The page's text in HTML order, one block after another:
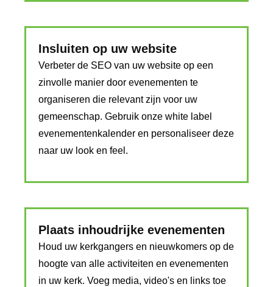
Insluiten op uw website
Verbeter de SEO van uw website op een
zinvolle manier door evenementen te
organiseren die relevant zijn voor uw
gemeenschap. Gebruik onze white label
evenementenkalender en personaliseer deze
naar uw look en feel.
Plaats inhoudrijke evenementen
Houd uw kerkgangers en nieuwkomers op de
hoogte van alle activiteiten en evenementen
in uw kerk. Voeg media, video's en links toe